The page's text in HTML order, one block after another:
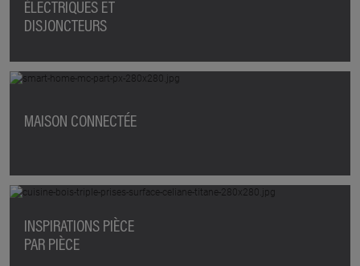
ÉLECTRIQUES ET
DISJONCTEURS
MAISON CONNECTÉE
INSPIRATIONS PIÈCE
PAR PIÈCE